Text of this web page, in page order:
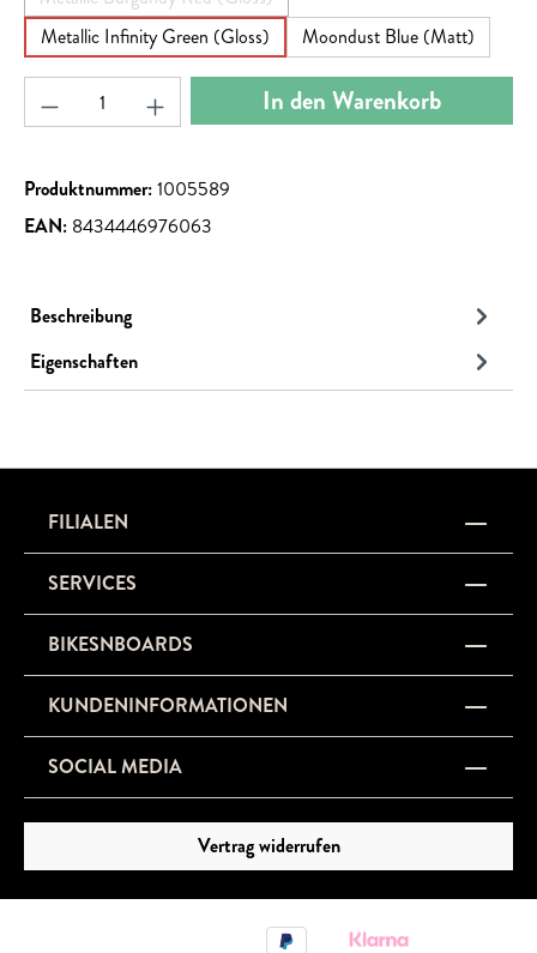
(Diese Option ist zurzeit nicht verfügbar.)
Metallic Infinity Green (Gloss) Moondust Blue (Matt)
Produkt Anzahl: Gib den gewünschten Wert ein
In den Warenkorb
Produktnummer:1005589
EAN: 8434446976063
Beschreibung
Eigenschaften
FILIALEN
SERVICES
BIKESNBOARDS
KUNDENINFORMATIONEN
SOCIAL MEDIA
Vertrag widerrufen